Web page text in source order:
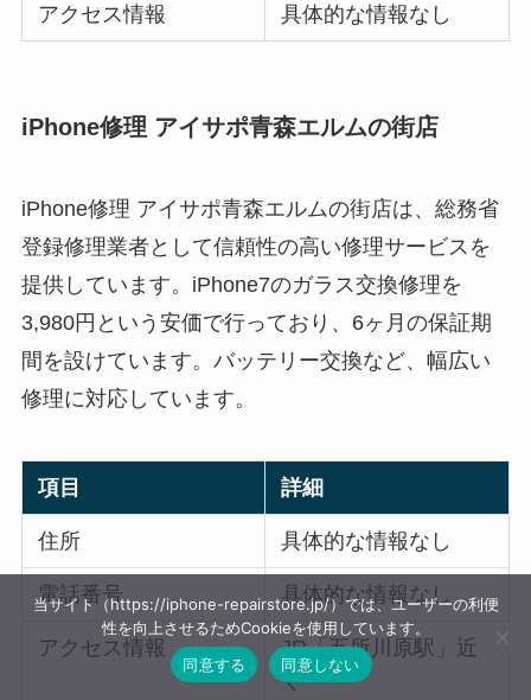
アクセス情報 具体的な情報なし
iPhone修理 アイサポ青森エルムの街店
iPhone修理 アイサポ青森エルムの街店は、総務省
登録修理業者として信頼性の高い修理サービスを
提供しています。iPhone7のガラス交換修理を
3,980円という安価で行っており、6ヶ月の保証期
間を設けています。バッテリー交換など、幅広い
修理に対応しています。
項目 詳細
住所 具体的な情報なし
電話番号 具体的な情報なし
アクセス情報
JR「五所川原駅」近
く
当サイト（https://iphone-repairstore.jp/）では、ユーザーの利便
性を向上させるためCookieを使用しています。
同意する
同意しない